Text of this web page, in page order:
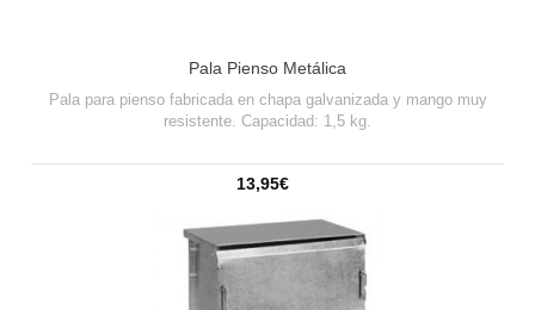
Pala Pienso Metálica
Pala para pienso fabricada en chapa galvanizada y mango muy
resistente. Capacidad: 1,5 kg.
13,95€